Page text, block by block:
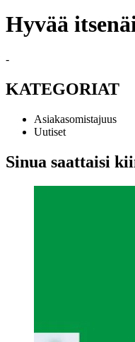
Hyvää
-
KATEGORIAT
Asiakasomistajuus
Uutiset
Sinua saattaisi